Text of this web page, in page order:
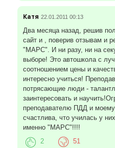
Катя 22.01.2011 00:13
Два месяца назад, решив
сайт и , поверив отзывам и
"МАРС". И ни разу, ни на
выборе! Это автошкола с
соотношением цены и
интересно учиться!
потрясающие люди -
заинтересовать и
преподавателю ПДД и
счастлива, что училась у
именно "МАРС"!!!!
2 51